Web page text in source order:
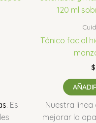
. Es
Tónico facial
$
Nuestra
mejorar la